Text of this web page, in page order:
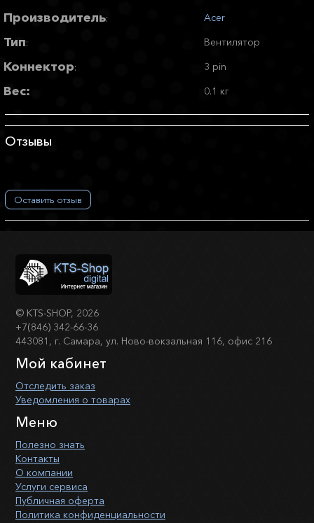
Производитель: Acer
Тип: Вентилятор
Коннектор: 3 pin
Вес: 0.1 кг
Отзывы
Оставить отзыв
© KTS-SHOP, 2026
+7(846) 342-66-36
443081, г. Самара, ул. Ново-вокзальная 116, офис 216
Мой кабинет
Отследить заказ
Уведомления о товарах
Меню
Полезно знать
Контакты
О компании
Услуги сервиса
Публичная оферта
Политика конфиденциальности